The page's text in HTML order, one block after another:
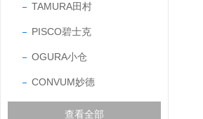
TAMURA田村
PISCO碧士克
OGURA小仓
CONVUM妙德
查看全部